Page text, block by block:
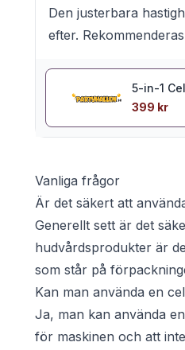
Den justerbara
efter.
5-in-1
399 kr
Vanliga frågor
Är det säkert att
Generellt sett är det
hudvårdsprodukter är
som står på
Kan man använda en
Ja, man kan använda
för maskinen och att